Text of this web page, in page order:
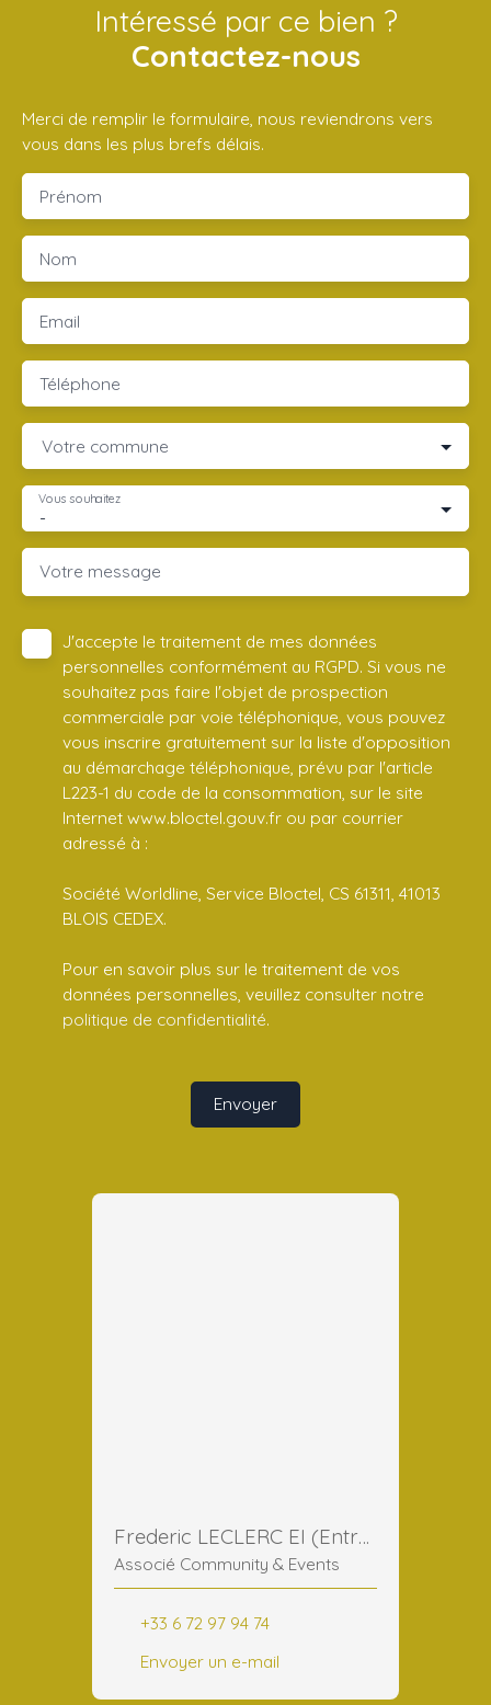
Intéressé par ce bien ?
Contactez-nous
Merci de remplir le formulaire, nous reviendrons vers
vous dans les plus brefs délais.
Prénom
Nom
Email
Téléphone
Votre commune
-
Vous souhaitez
Votre message
J'accepte le traitement de mes données
personnelles conformément au RGPD. Si vous ne
souhaitez pas faire l'objet de prospection
commerciale par voie téléphonique, vous pouvez
vous inscrire gratuitement sur la liste d'opposition
au démarchage téléphonique, prévu par l'article
L223-1 du code de la consommation, sur le site
Internet www.bloctel.gouv.fr ou par courrier
adressé à :
Société Worldline, Service Bloctel, CS 61311, 41013
BLOIS CEDEX.
Pour en savoir plus sur le traitement de vos
données personnelles, veuillez consulter notre
politique de confidentialité.
Envoyer
Frederic LECLERC EI (Entreprise Individuelle)
Associé Community & Events
+33 6 72 97 94 74
Envoyer un e-mail